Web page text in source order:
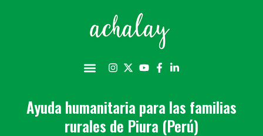
Ayuda humanitaria para las familias
rurales de Piura (Perú)